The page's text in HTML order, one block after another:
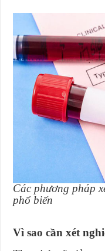
Các phương pháp
phổ biến
Vì sao cần xét